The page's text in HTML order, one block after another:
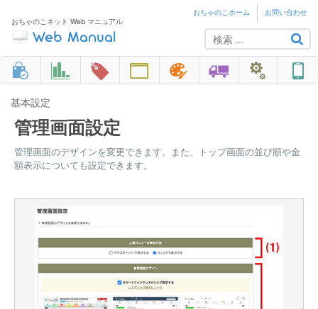
おちゃのこネット Web マニュアル
おちゃのこホーム お問い合わせ
基本設定
管理画面設定
管理画面のデザインを変更できます。また、トップ画面の並び順や金
額表示についても設定できます。